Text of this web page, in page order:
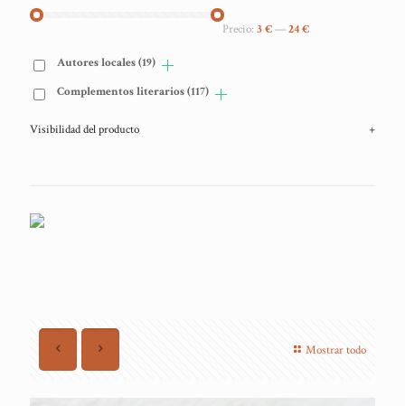
Mostrar todo
Precio: 3 €—24 €
Autores locales(19)
Complementos literarios(117)
Visibilidad del producto +